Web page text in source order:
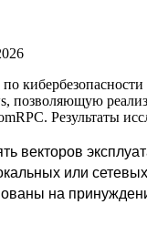
кибербезопасности
позволяющую
Результаты
векторов
или
на